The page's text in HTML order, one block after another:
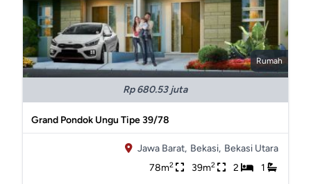
Rumah
Rp 680.53 juta
Grand Pondok Ungu Tipe 39/78
Jawa Barat, Bekasi, Bekasi Utara
78m2 39m2 2 1